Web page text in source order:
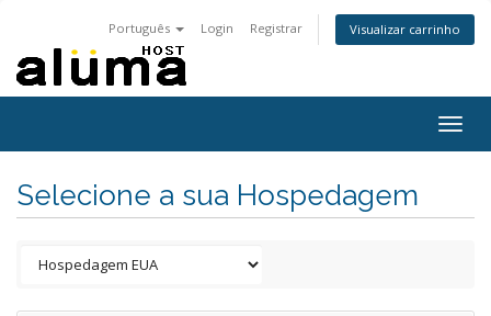
Português Login Registrar Visualizar carrinho
Selecione a sua Hospedagem